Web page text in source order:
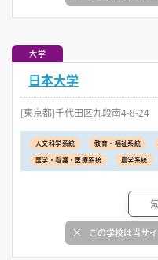
大学
日本大学
[東京都]千代田区九段南4-8-24
人文科学系統 教育・福祉系統
医学・看護・医療系統
農学系統
この学校は当サ